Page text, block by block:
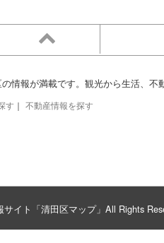
報が満載です。観光から生活、不
す ｜ 不動産情報を探す
イト「清田区マップ」All Rights